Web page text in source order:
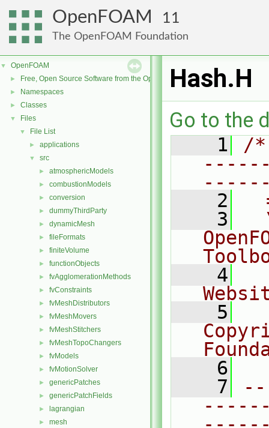
OpenFOAM 11
The OpenFOAM Foundation
▼ OpenFOAM
► Free, Open Source Software from the OpenFOAM Foundation
► Namespaces
► Classes
▼ Files
▼ File List
► applications
▼ src
► atmosphericModels
► combustionModels
► conversion
► dummyThirdParty
► dynamicMesh
► fileFormats
► finiteVolume
► functionObjects
► fvAgglomerationMethods
► fvConstraints
► fvMeshDistributors
► fvMeshMovers
► fvMeshStitchers
► fvMeshTopoChangers
► fvModels
► fvMotionSolver
► genericPatches
► genericPatchFields
► lagrangian
► mesh
Hash.H
Go to the
    1
/
    2
    3
    4
    5
    6
    7